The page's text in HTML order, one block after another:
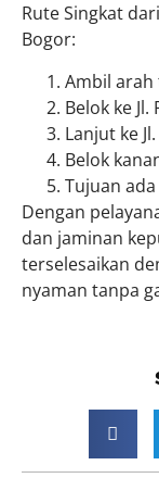
Rute Singkat
Bogor:
Ambil arah
Belok ke
Lanjut ke
Belok
Tujuan
Dengan
dan jaminan
terselesaikan
nyaman tanpa